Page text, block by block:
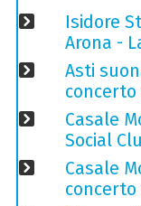
Isidore
Arona -
Asti
concerto
Casale
Social
Casale
concerto